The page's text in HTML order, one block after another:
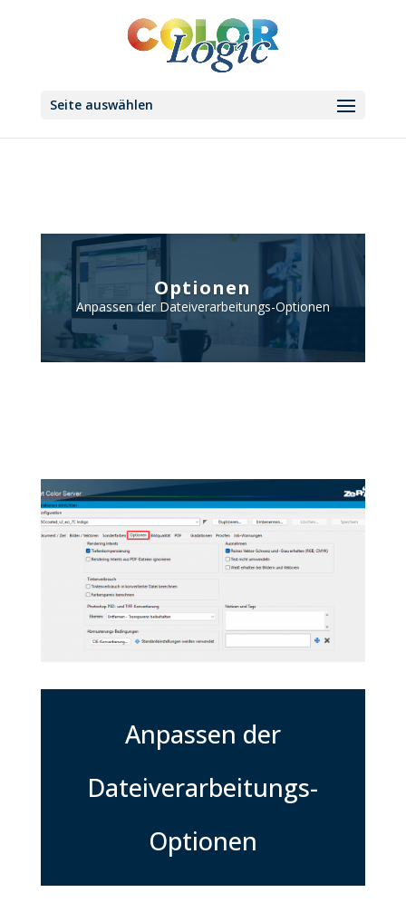
Seite auswählen
Optionen
Anpassen der Dateiverarbeitungs-Optionen
Anpassen der
Dateiverarbeitungs-
Optionen